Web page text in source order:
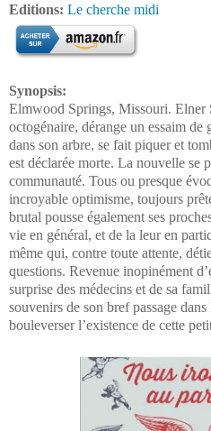
Editions: Le cherche midi
Synopsis:
Elmwood Springs, Missouri. Elner
octogénaire, dérange un essaim de
dans son arbre, se fait piquer et
est déclarée morte. La nouvelle se
communauté. Tous ou presque
incroyable optimisme, toujours
brutal pousse également ses
vie en général, et de la leur en
même qui, contre toute attente,
questions. Revenue inopinément
surprise des médecins et de sa
souvenirs de son bref passage
bouleverser l’existence de cette